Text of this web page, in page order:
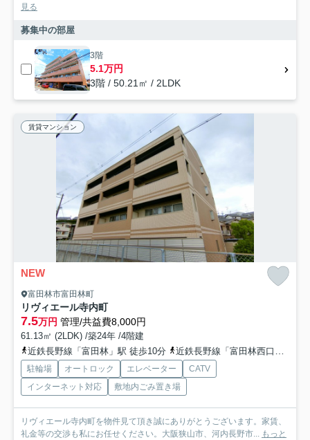
見る
募集中の部屋
3階
5.1万円
3階 / 50.21㎡ / 2LDK
賃貸マンション
NEW
富田林市富田林町
リヴィエール寺内町
7.5万円 管理/共益費8,000円
61.13㎡ (2LDK) /築24年 /4階建
近鉄長野線「富田林」駅 徒歩10分
近鉄長野線「富田林西口」駅 徒歩12分
駐輪場 オートロック エレベーター
CATV
インターネット対応
敷地内ごみ置き場
リヴィエール寺内町を物件見て頂き誠にありがとうございます。家賃、
礼金等の交渉も私にお任せください。大阪狭山市、河内長野市...
もっと